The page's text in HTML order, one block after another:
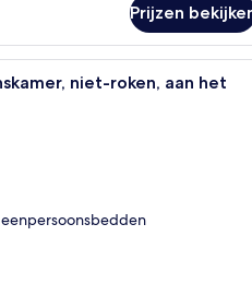
Prijzen
Een slaapkamer met een
niet-roken, aan het
eenpersoonsbedden